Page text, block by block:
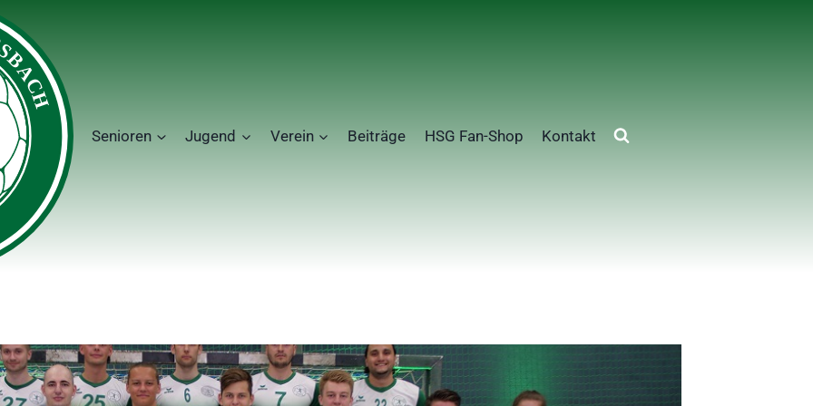
Senioren Jugend Verein Beiträge HSG Fan-Shop Kontakt